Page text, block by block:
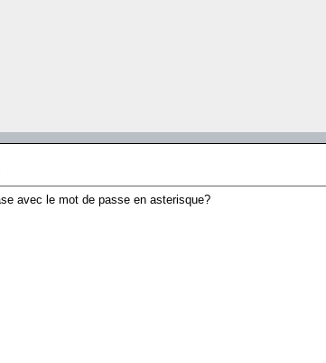
avec le mot de passe en asterisque?